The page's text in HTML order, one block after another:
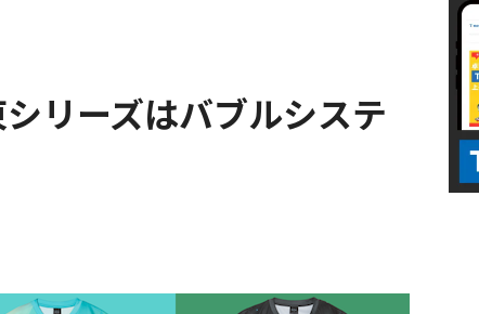
リーズはバブルシステ